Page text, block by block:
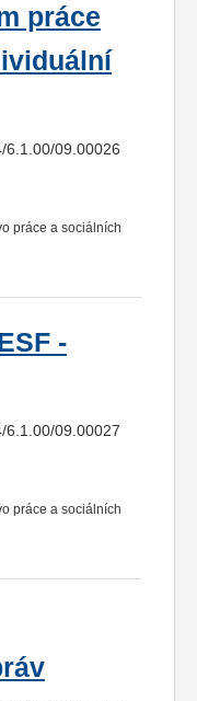
práce
6.1.00/09.00026
práce a sociálních
-
6.1.00/09.00027
práce a sociálních